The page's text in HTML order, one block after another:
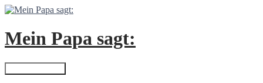
Zum
springen
Mein Papa sagt:
Suchen